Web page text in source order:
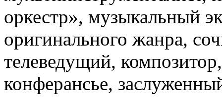
оркестр», музыкальный
оригинального жанра,
телеведущий,
конферансье,